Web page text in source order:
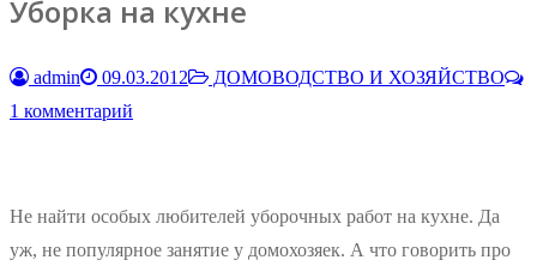
Уборка на кухне
admin 09.03.2012
ДОМОВОДСТВО И ХОЗЯЙСТВО
1 комментарий
Не найти особых любителей уборочных работ на кухне. Да
уж, не популярное занятие у домохозяек. А что говорить про